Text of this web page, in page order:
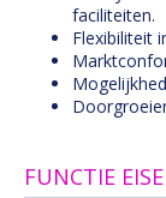
faciliteiten.
Flexibiliteit
FUNCTIE